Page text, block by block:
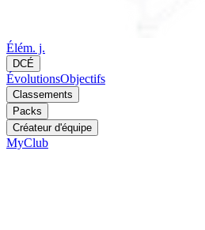
Élém. j.
DCÉ
ÉvolutionsObjectifs
Classements
Packs
Créateur d'équipe
MyClub